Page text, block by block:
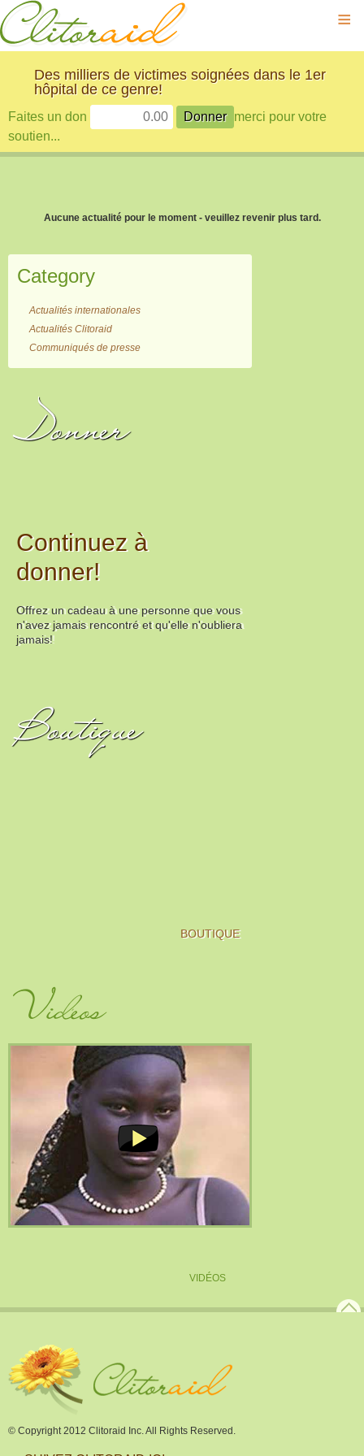
≡
Des milliers de victimes soignées dans le 1er
hôpital de ce genre!
Faites un don
merci pour votre
soutien...
Aucune actualité pour le moment - veuillez revenir plus tard.
Category
Actualités internationales
Actualités Clitoraid
Communiqués de presse
Donner
Continuez à
donner!
Offrez un cadeau à une personne que vous
n'avez jamais rencontré et qu'elle n'oubliera
jamais!
Boutique
BOUTIQUE
Vidéos
VIDÉOS
© Copyright 2012 Clitoraid Inc. All Rights Reserved.